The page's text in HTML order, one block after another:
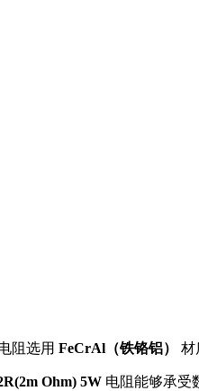
阻选用 FeCrAl（铁铬铝） 材
Ohm) 5W 电阻能够承受